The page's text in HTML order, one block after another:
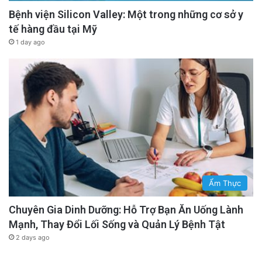
Nhà hoạt động Cao Vĩnh Thịnh cũng bị đuổi
khỏi nhà trọ theo một cách tương tự năm
2020.
Bệnh viện Silicon Valley: Một trong những cơ sở y
tế hàng đầu tại Mỹ
1 day ago
Ẩm Thực
Chuyên Gia Dinh Dưỡng: Hỗ Trợ Bạn Ăn Uống Lành
Mạnh, Thay Đổi Lối Sống và Quản Lý Bệnh Tật
2 days ago